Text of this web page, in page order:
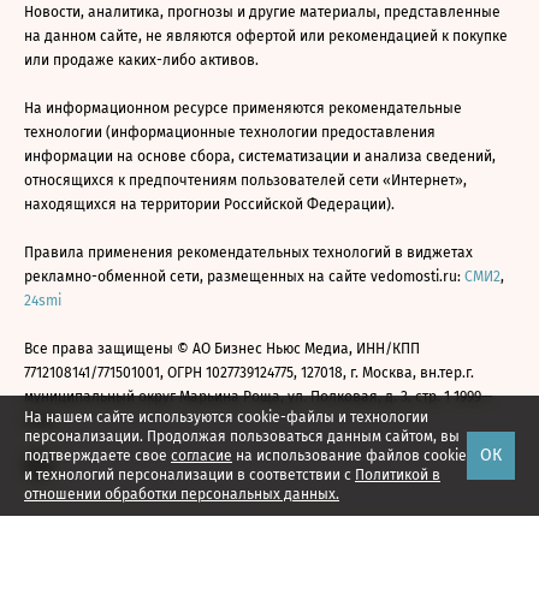
На нашем сайте используются cookie-файлы и технологии
персонализации. Продолжая пользоваться данным сайтом, вы
подтверждаете свое согласие на использование файлов cookie
и технологий персонализации в соответствии с Политикой в
отношении обработки персональных данных.
ОК
Новости, аналитика, прогнозы и другие материалы, представленные
на данном сайте, не являются офертой или рекомендацией к покупке
или продаже каких-либо активов.
На информационном ресурсе применяются рекомендательные
технологии (информационные технологии предоставления
информации на основе сбора, систематизации и анализа сведений,
относящихся к предпочтениям пользователей сети «Интернет»,
находящихся на территории Российской Федерации).
Правила применения рекомендательных технологий в виджетах
рекламно-обменной сети, размещенных на сайте vedomosti.ru: СМИ2,
24smi
Все права защищены © АО Бизнес Ньюс Медиа, ИНН/КПП
7712108141/771501001, ОГРН 1027739124775, 127018, г. Москва, вн.тер.г.
муниципальный округ Марьина Роща, ул. Полковая, д. 3, стр. 1 1999—
2026